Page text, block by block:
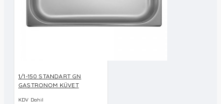
1/1-150 STANDART GN
GASTRONOM KÜVET
KDV Dahil